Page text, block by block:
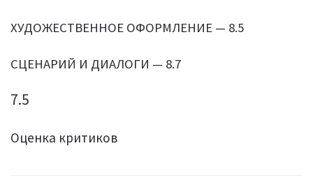
ХУДОЖЕСТВЕННОЕ ОФОРМЛЕНИЕ — 8.5
СЦЕНАРИЙ И ДИАЛОГИ — 8.7
7.5
Оценка критиков